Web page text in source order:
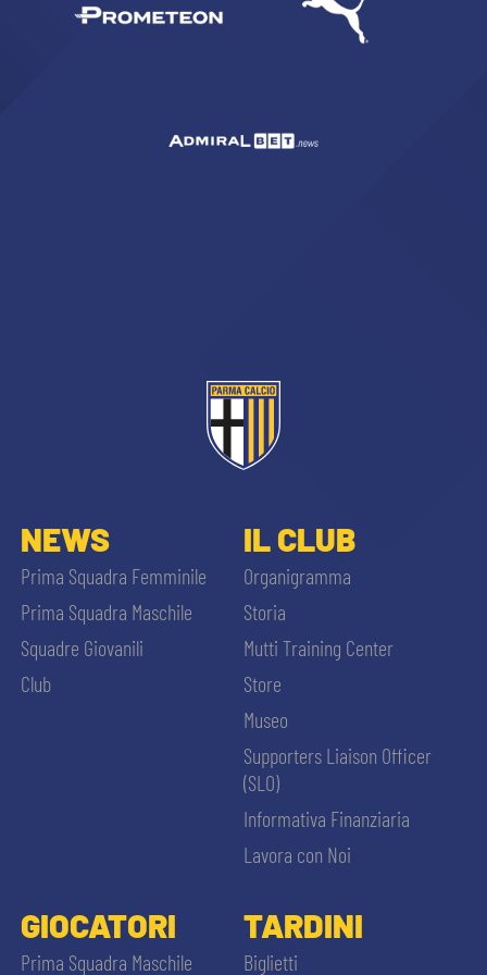
NEWS
Prima Squadra Femminile
Prima Squadra Maschile
Squadre Giovanili
Club
IL CLUB
Organigramma
Storia
Mutti Training Center
Store
Museo
Supporters Liaison Officer
(SLO)
Informativa Finanziaria
Lavora con Noi
GIOCATORI
Prima Squadra Maschile
TARDINI
Biglietti